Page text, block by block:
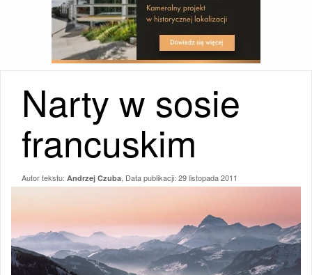
Narty w sosie
francuskim
Autor tekstu: Andrzej Czuba , Data publikacji: 29 listopada 2011